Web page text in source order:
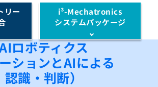
リー
i³-Mechatronics
システムパッケージ
ロボティクス
ーションとAIによる
認識・判断）